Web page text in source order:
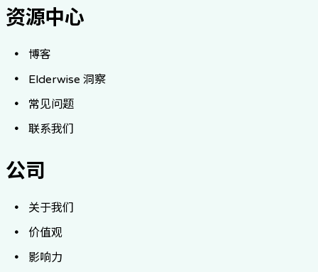
资源中心
博客
Elderwise 洞察
常见问题
联系我们
公司
关于我们
价值观
影响力